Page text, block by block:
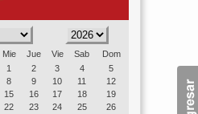
Mie Jue Vie Sab
Dom
1
2 3 4
5
8 9 10 11
12
15 16 17 18
19
22 23 24 25
26